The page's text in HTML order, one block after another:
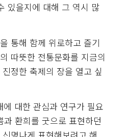
있을지에 대해 그 역시 많
통해 함께 위로하고 즐기
따뜻한 전통문화를 지금의
정한 축제의 장을 열고 싶
대한 관심과 연구가 필요
환희를 굿으로 표현하던